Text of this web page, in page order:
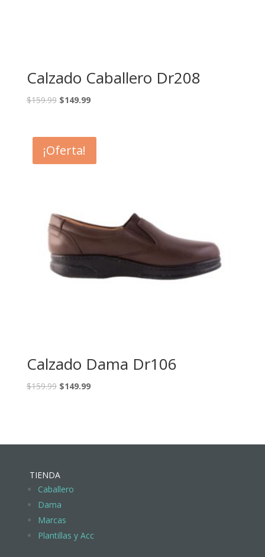
Calzado Caballero Dr208
$159.99 $149.99
¡Oferta!
Calzado Dama Dr106
$159.99 $149.99
TIENDA
Caballero
Dama
Marcas
Plantillas y Acc